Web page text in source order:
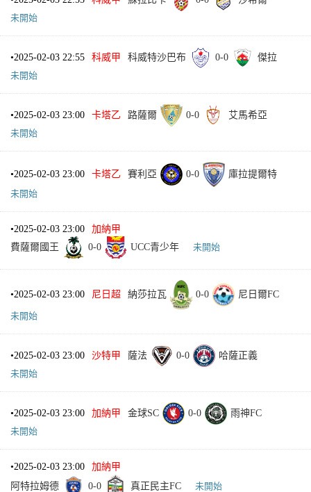
未開始
•2025-02-03 22:55 科威甲 科威特沙巴布 0-0
傑拉
未開始
•2025-02-03 23:00 卡塔乙 路薩爾 0-0
艾馬希亞
未開始
•2025-02-03 23:00 卡塔乙 賽利亞 0-0
庫拉提爾特
未開始
•2025-02-03 23:00
加納甲
費薩爾國王
0-0 UCC青少年 未開始
•2025-02-03 23:00 尼日超 納莎拉瓦 0-0 尼日爾FC
未開始
•2025-02-03 23:00 沙特甲 薩法 0-0
哈薩正義
未開始
•2025-02-03 23:00 加納甲 金球SC 0-0
雨神FC
未開始
•2025-02-03 23:00
加納甲
阿特拉姆德
0-0 真正民主FC 未開始